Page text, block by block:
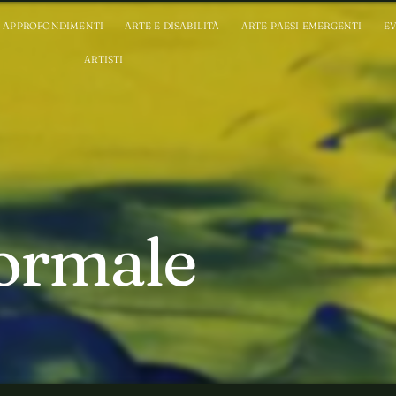
APPROFONDIMENTI ARTE E DISABILITÀ ARTE PAESI EMERGENTI
ARTISTI